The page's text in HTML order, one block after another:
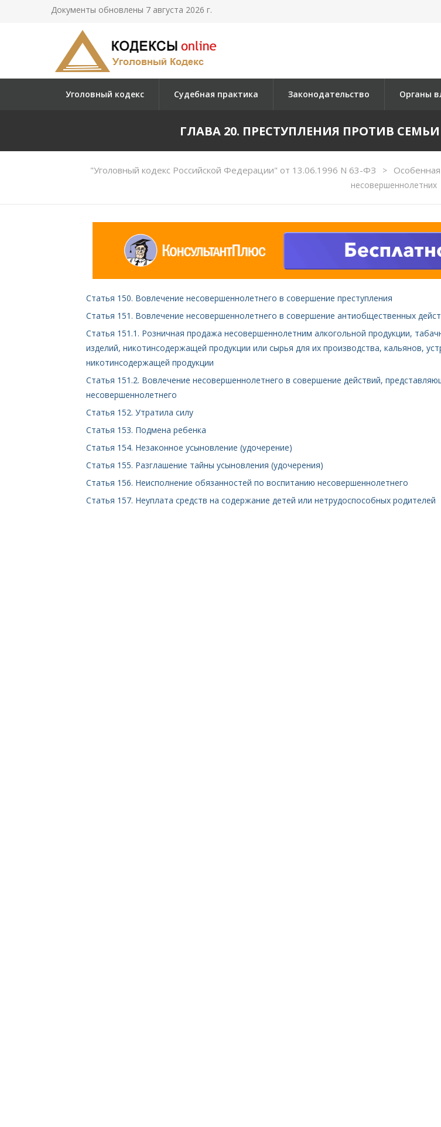
Документы обновлены 7 августа 2026 г.
Уголовный кодекс Судебная практика Законодательство Органы
ГЛАВА 20. ПРЕСТУПЛЕНИЯ ПРОТИВ
"Уголовный кодекс Российской Федерации" от 13.06.1996 N 63-ФЗ > Особенная
несовершеннолетних
Статья 150. Вовлечение несовершеннолетнего в совершение преступления
Статья 151. Вовлечение несовершеннолетнего в совершение антиобщественных
Статья 151.1. Розничная продажа несовершеннолетним алкогольной продукции,
изделий, никотинсодержащей продукции или сырья для их производства, кальянов,
никотинсодержащей продукции
Статья 151.2. Вовлечение несовершеннолетнего в совершение действий,
несовершеннолетнего
Статья 152. Утратила силу
Статья 153. Подмена ребенка
Статья 154. Незаконное усыновление (удочерение)
Статья 155. Разглашение тайны усыновления (удочерения)
Статья 156. Неисполнение обязанностей по воспитанию несовершеннолетнего
Статья 157. Неуплата средств на содержание детей или нетрудоспособных родителей